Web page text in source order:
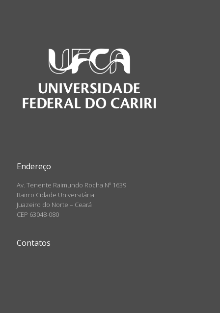
Endereço
Av. Tenente Raimundo Rocha Nº 1639
Bairro Cidade Universitária
Juazeiro do Norte – Ceará
CEP 63048-080
Contatos